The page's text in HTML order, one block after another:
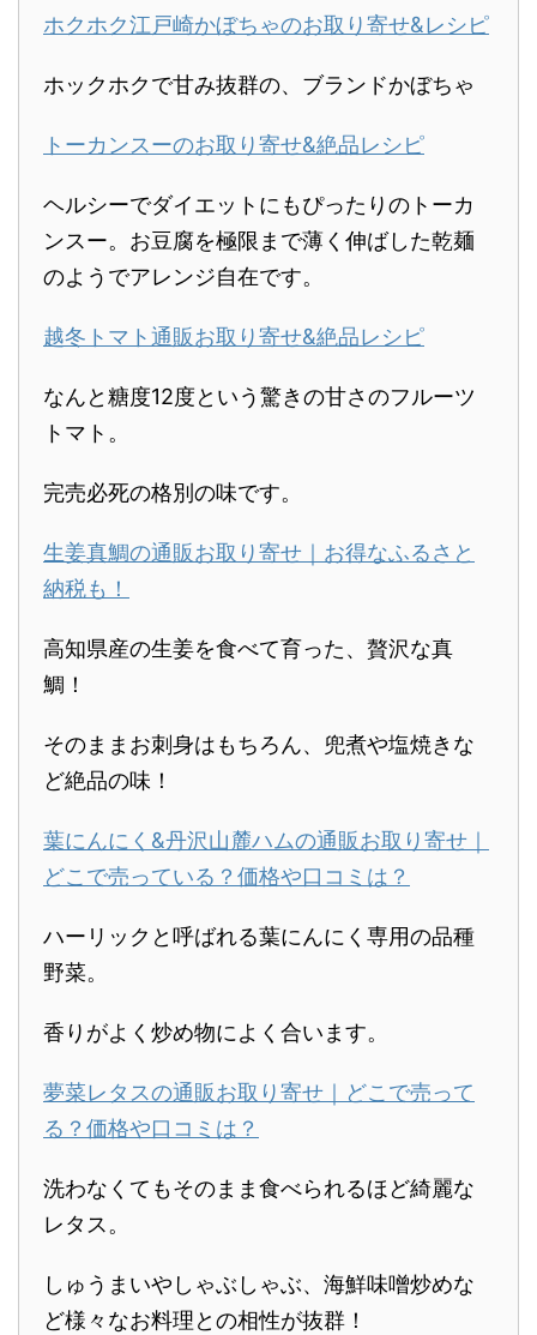
ホクホク江戸崎かぼちゃのお取り寄せ&レシピ
ホックホクで甘み抜群の、ブランドかぼちゃ
トーカンスーのお取り寄せ&絶品レシピ
ヘルシーでダイエットにもぴったりのトーカ
ンスー。お豆腐を極限まで薄く伸ばした乾麺
のようでアレンジ自在です。
越冬トマト通販お取り寄せ&絶品レシピ
なんと糖度12度という驚きの甘さのフルーツ
トマト。
完売必死の格別の味です。
生姜真鯛の通販お取り寄せ｜お得なふるさと
納税も！
高知県産の生姜を食べて育った、贅沢な真
鯛！
そのままお刺身はもちろん、兜煮や塩焼きな
ど絶品の味！
葉にんにく&丹沢山麓ハムの通販お取り寄せ｜
どこで売っている？価格や口コミは？
ハーリックと呼ばれる葉にんにく専用の品種
野菜。
香りがよく炒め物によく合います。
夢菜レタスの通販お取り寄せ｜どこで売って
る？価格や口コミは？
洗わなくてもそのまま食べられるほど綺麗な
レタス。
しゅうまいやしゃぶしゃぶ、海鮮味噌炒めな
ど様々なお料理との相性が抜群！